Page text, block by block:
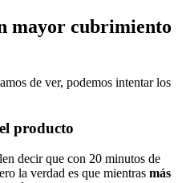
mayor cubrimiento
de ver, podemos intentar los
producto
decir que con 20 minutos de
la verdad es que mientras más